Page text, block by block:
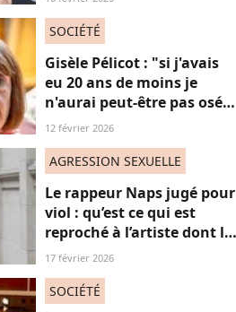
SOCIÉTÉ
Gisèle Pélicot : "si j'avais
eu 20 ans de moins je
n'aurai peut-être pas osé
refuser le huis-clos"
12 février 2026
AGRESSION SEXUELLE
Le rappeur Naps jugé pour
viol : qu’est ce qui est
reproché à l’artiste dont le
procès s'est ouvert hier ?
17 février 2026
SOCIÉTÉ